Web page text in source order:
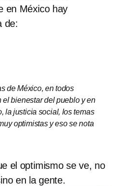
en México hay
de:
de México, en todos
el bienestar del pueblo y en
la justicia social, los temas
optimistas y eso se nota
el optimismo se ve, no
en la gente.